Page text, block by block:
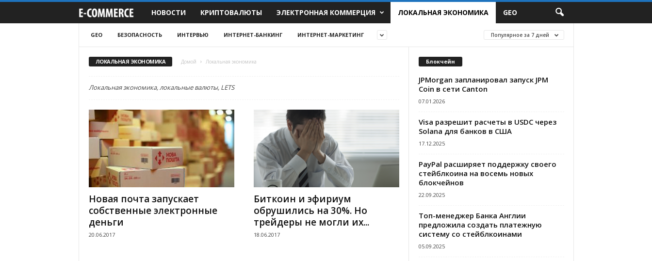
-
m
e
r
e
НОВОСТИ КРИПТОВАЛЮТЫ ЭЛЕКТРОННАЯ КОММЕРЦИЯ ЛОКАЛЬНАЯ ЭКОНОМИКА GEO
GEO БЕЗОПАСНОСТЬ ИНТЕРВЬЮ ИНТЕРНЕТ-БАНКИНГ ИНТЕРНЕТ-МАРКЕТИНГ Популярное за 7 дней
ЛОКАЛЬНАЯ ЭКОНОМИКА Домой Локальная экономика
Локальная экономика, локальные валюты, LETS
Новая почта запускает
собственные электронные
деньги
20.06.2017
Биткоин и эфириум
обрушились на 30%. Но
трейдеры не могли их...
18.06.2017
Блокчейн
JPMorgan запланировал запуск JPM
Coin в сети Canton
07.01.2026
Visa разрешит расчеты в USDC через
Solana для банков в США
17.12.2025
PayPal расширяет поддержку своего
стейблкоина на восемь новых
блокчейнов
22.09.2025
Топ-менеджер Банка Англии
предложила создать платежную
систему со стейблкоинами
05.09.2025